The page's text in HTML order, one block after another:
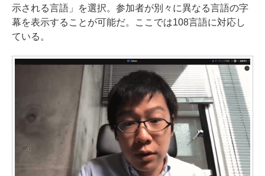
示される言語」を選択。参加者が別々に異なる言語の字
幕を表示することが可能だ。ここでは108言語に対応し
ている。